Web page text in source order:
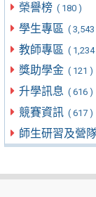
榮譽榜 ( 180 )
學生專區 ( 3,543
教師專區 ( 1,234
獎助學金 ( 121 )
升學訊息 ( 616 )
競賽資訊 ( 617 )
師生研習及營